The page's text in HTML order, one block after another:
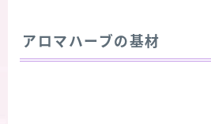
アロマハーブの基材